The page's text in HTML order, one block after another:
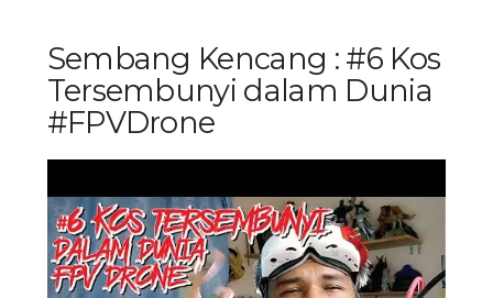
Sembang Kencang : #6 Kos
Tersembunyi dalam Dunia
#FPVDrone